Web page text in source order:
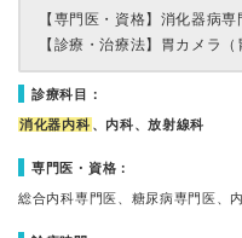
【専門医・資格】 消化器病専
【診療・治療法】 胃カメラ（
診療科目：
消化器内科 、内科、放射線科
専門医・資格：
総合内科専門医、糖尿病専門医、